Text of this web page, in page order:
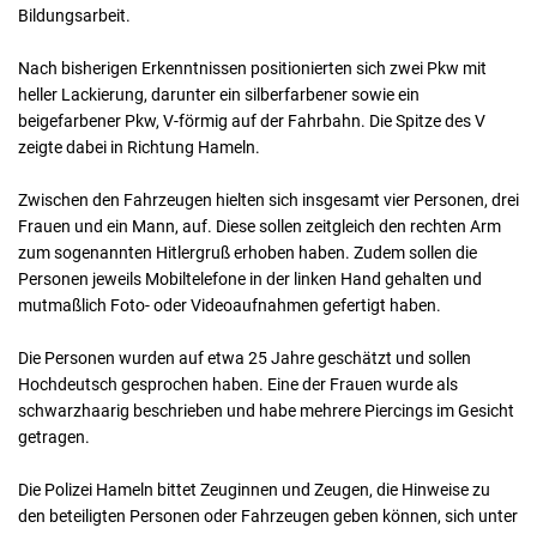
Bildungsarbeit.
Nach bisherigen Erkenntnissen positionierten sich zwei Pkw mit
heller Lackierung, darunter ein silberfarbener sowie ein
beigefarbener Pkw, V-förmig auf der Fahrbahn. Die Spitze des V
zeigte dabei in Richtung Hameln.
Zwischen den Fahrzeugen hielten sich insgesamt vier Personen, drei
Frauen und ein Mann, auf. Diese sollen zeitgleich den rechten Arm
zum sogenannten Hitlergruß erhoben haben. Zudem sollen die
Personen jeweils Mobiltelefone in der linken Hand gehalten und
mutmaßlich Foto- oder Videoaufnahmen gefertigt haben.
Die Personen wurden auf etwa 25 Jahre geschätzt und sollen
Hochdeutsch gesprochen haben. Eine der Frauen wurde als
schwarzhaarig beschrieben und habe mehrere Piercings im Gesicht
getragen.
Die Polizei Hameln bittet Zeuginnen und Zeugen, die Hinweise zu
den beteiligten Personen oder Fahrzeugen geben können, sich unter